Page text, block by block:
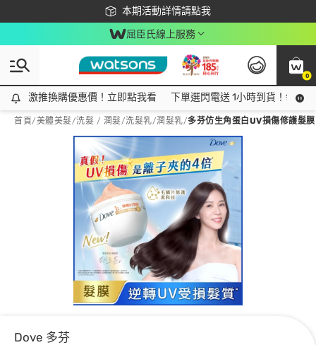
本期活動詳情請點我
下載app最高回饋$350
屈臣氏線上服務
0
激推換購優惠價！立即點我看
激推換購優惠價！立即點我看 下單選閃電送 1小時到貨！領神
首頁/美體美髮/洗髮 / 潤髮/洗髮乳/潤髮乳/多芬仿生角蛋白UV損傷修護髮
Dove 多芬